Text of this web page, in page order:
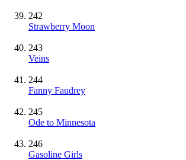
242
Strawberry Moon
243
Veins
244
Fanny Faudrey
245
Ode to Minnesota
246
Gasoline Girls